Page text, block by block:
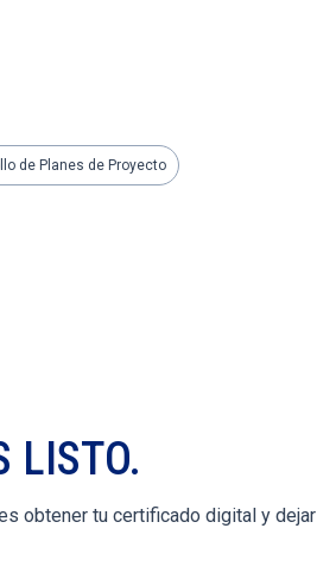
de Planes de Proyecto
LISTO.
obtener tu certificado digital y dejar